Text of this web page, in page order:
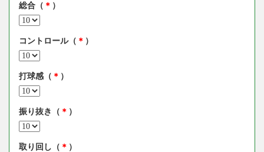
総合（ ＊ ）
コントロール（ ＊ ）
打球感（ ＊ ）
振り抜き（ ＊ ）
取り回し（ ＊ ）